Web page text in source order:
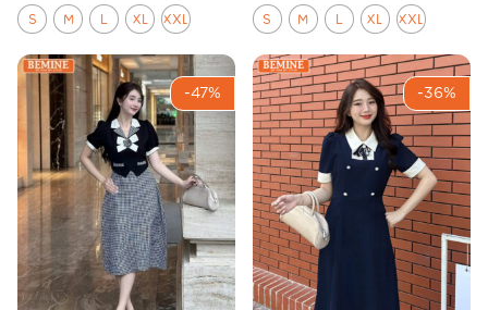
S M L XL XXL S M L XL XXL
-47% -36%